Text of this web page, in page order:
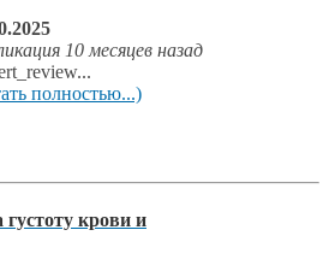
10 месяцев назад
полностью...)
крови и